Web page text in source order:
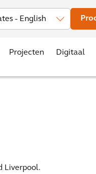
Nieuws Vestigingen
Projecten Digitaal
Liverpool.